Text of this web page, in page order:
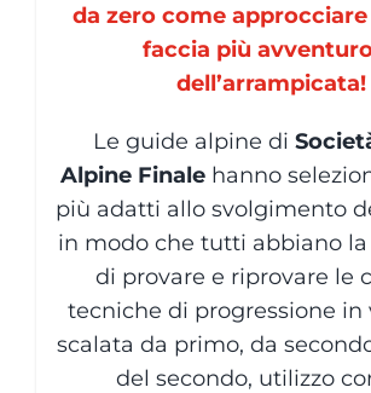
da zero come
faccia più
dell’arrampicata!
Le guide alpine di
Alpine Finalehanno
più adatti allo svolgimento
in modo che tutti abbiano
di provare e riprovare le
tecniche di progressione in
scalata da primo, da
del secondo, utilizzo